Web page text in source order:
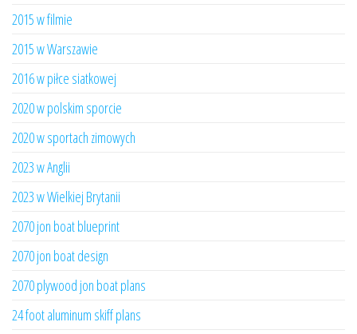
2015 w filmie
2015 w Warszawie
2016 w piłce siatkowej
2020 w polskim sporcie
2020 w sportach zimowych
2023 w Anglii
2023 w Wielkiej Brytanii
2070 jon boat blueprint
2070 jon boat design
2070 plywood jon boat plans
24 foot aluminum skiff plans